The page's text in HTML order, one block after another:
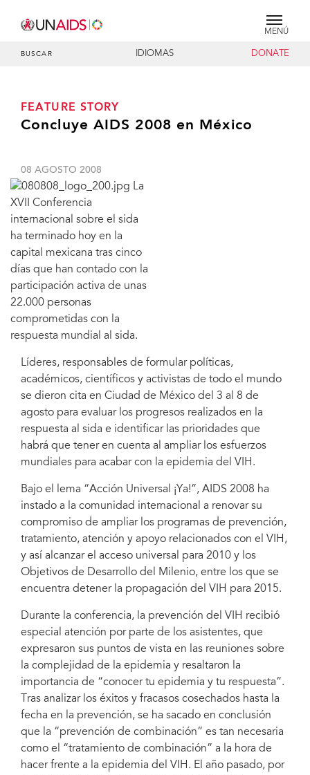
MENÚ
BUSCAR IDIOMAS DONATE
FEATURE STORY
Concluye AIDS 2008 en México
08 AGOSTO 2008
La
XVII Conferencia
internacional sobre el sida
ha terminado hoy en la
capital mexicana tras cinco
días que han contado con la
participación activa de unas
22.000 personas
comprometidas con la
respuesta mundial al sida.
Líderes, responsables de formular políticas,
académicos, científicos y activistas de todo el mundo
se dieron cita en Ciudad de México del 3 al 8 de
agosto para evaluar los progresos realizados en la
respuesta al sida e identificar las prioridades que
habrá que tener en cuenta al ampliar los esfuerzos
mundiales para acabar con la epidemia del VIH.
Bajo el lema “Acción Universal ¡Ya!”, AIDS 2008 ha
instado a la comunidad internacional a renovar su
compromiso de ampliar los programas de prevención,
tratamiento, atención y apoyo relacionados con el VIH,
y así alcanzar el acceso universal para 2010 y los
Objetivos de Desarrollo del Milenio, entre los que se
encuentra detener la propagación del VIH para 2015.
Durante la conferencia, la prevención del VIH recibió
especial atención por parte de los asistentes, que
expresaron sus puntos de vista en las reuniones sobre
la complejidad de la epidemia y resaltaron la
importancia de “conocer tu epidemia y tu respuesta”.
Tras analizar los éxitos y fracasos cosechados hasta la
fecha en la prevención, se ha sacado en conclusión
que la “prevención de combinación” es tan necesaria
como el “tratamiento de combinación” a la hora de
hacer frente a la epidemia del VIH. El año pasado, por